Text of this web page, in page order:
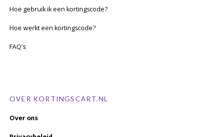
Hoe gebruik ik een kortingscode?
Hoe werkt een kortingscode?
FAQ's
OVER KORTINGSCART.NL
Over ons